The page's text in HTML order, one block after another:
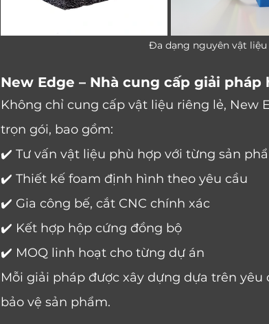
New Edge – Nhà cung cấp giải
Không chỉ cung cấp vật liệu riêng lẻ,
trọn gói, bao gồm:
✔️ Tư vấn vật liệu phù hợp với từng sản
✔️ Thiết kế foam định hình theo yêu cầu
✔️ Gia công bế, cắt CNC chính xác
✔️ Kết hợp hộp cứng đồng bộ
✔️ MOQ linh hoạt cho từng dự án
Mỗi giải pháp được xây dựng dựa trên
bảo vệ sản phẩm.